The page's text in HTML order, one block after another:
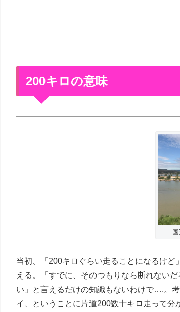
200キロの意味
当初、「200キロぐらい走ることになるけ
える。「すでに、そのつもりなら断れない
い」と言えるだけの知識もないわけで….。
イ、ということに片道200数十キロ走って分